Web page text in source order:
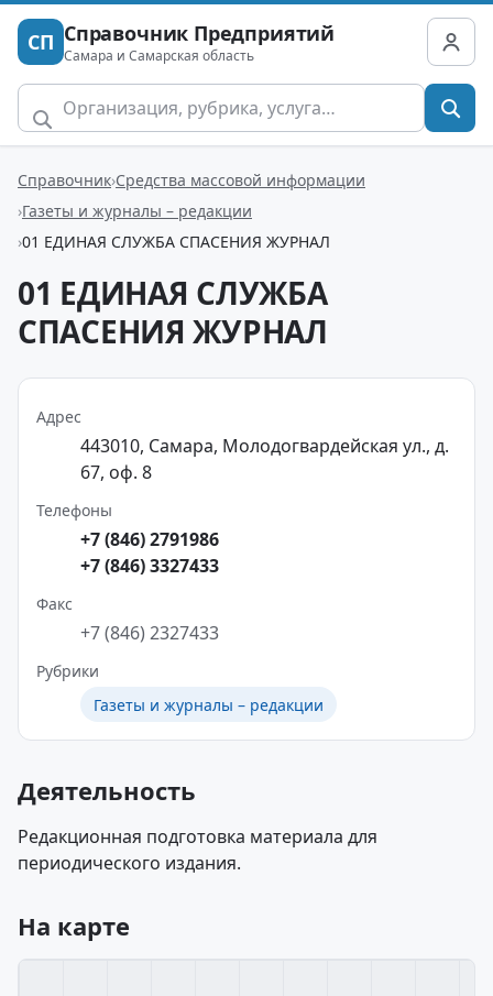
СП Справочник Предприятий
Самара и Самарская область
Справочник Средства массовой информации
Газеты и журналы – редакции
01 ЕДИНАЯ СЛУЖБА СПАСЕНИЯ ЖУРНАЛ
01 ЕДИНАЯ СЛУЖБА
СПАСЕНИЯ ЖУРНАЛ
Адрес
443010, Самара, Молодогвардейская ул., д.
67, оф. 8
Телефоны
+7 (846) 2791986
+7 (846) 3327433
Факс
+7 (846) 2327433
Рубрики
Газеты и журналы – редакции
Деятельность
Редакционная подготовка материала для
периодического издания.
На карте